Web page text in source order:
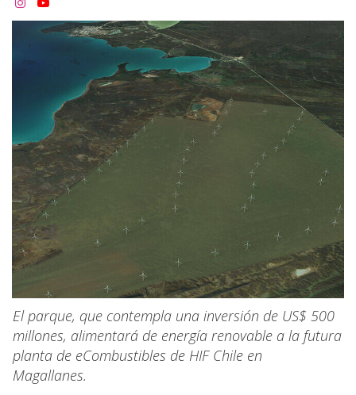
 
El parque, que contempla una inversión de US$ 500
millones, alimentará de energía renovable a la futura
planta de eCombustibles de HIF Chile en
Magallanes.